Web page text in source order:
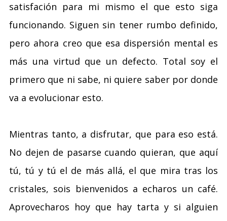
satisfación para mi mismo el que esto siga
funcionando. Siguen sin tener rumbo definido,
pero ahora creo que esa dispersión mental es
más una virtud que un defecto. Total soy el
primero que ni sabe, ni quiere saber por donde
va a evolucionar esto.
Mientras tanto, a disfrutar, que para eso está.
No dejen de pasarse cuando quieran, que aquí
tú, tú y tú el de más allá, el que mira tras los
cristales, sois bienvenidos a echaros un café.
Aprovecharos hoy que hay tarta y si alguien